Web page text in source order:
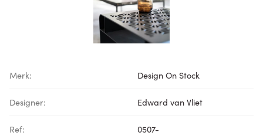
Merk: Design On Stock
Designer: Edward van Vliet
Ref: 0507-